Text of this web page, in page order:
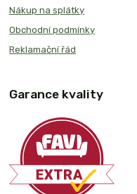
Nákup na splátky
Obchodní podmínky
Reklamační řád
Garance kvality